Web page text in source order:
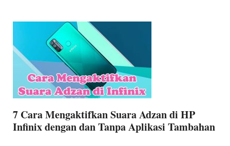
7 Cara Mengaktifkan Suara Adzan di HP
Infinix dengan dan Tanpa Aplikasi Tambahan